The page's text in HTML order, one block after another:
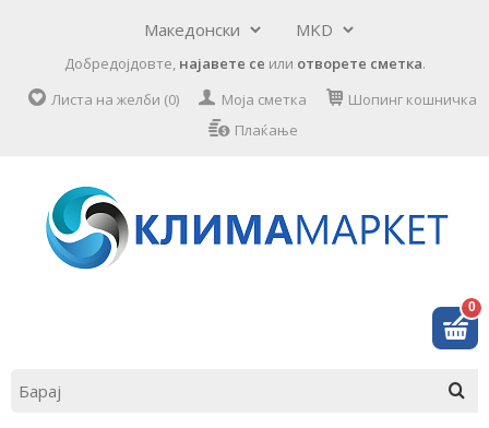
Добредојдовте, најавете се или отворете сметка.
Листа на желби (0)
Моја сметка
Шопинг кошничка
Плаќање
0